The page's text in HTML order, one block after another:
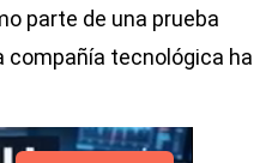
parte de una prueba
compañía tecnológica ha